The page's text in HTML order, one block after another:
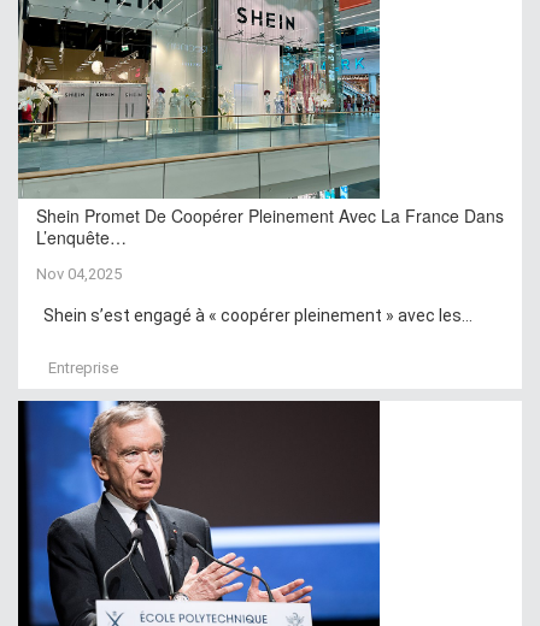
Shein Promet De Coopérer Pleinement Avec La France Dans
L’enquête…
Nov 04,2025
Shein s’est engagé à « coopérer pleinement » avec les...
Entreprise